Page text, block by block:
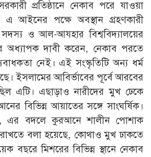
প্রতিষ্ঠানে নেকাব পরে যাওয়া
এ আইনের পক্ষে অবস্থান গ্রহণকারী
সদস্য ও আল-আযহার বিশ্ববিদ্যালয়ের
দাবী করেন, নেকাব পরতে
নেই। এই সংস্কৃতিটি অন্য ধর্ম
ইসলামের আবির্ভাবের পূর্বে আরবের
এটি। এছাড়াও নারীদের মুখ ঢেকে
বিভিন্ন আয়াতের সঙ্গে সাংঘর্ষিক।
এর বদলে কুরআনে শালীন পোশাক
বলা হয়েছে, কোথাও মুখ ঢাকতে
বছরে মিশরের বিভিন্ন স্থানে নেকাব